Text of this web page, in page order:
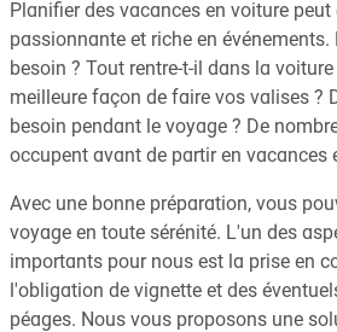
Planifier des vacances en voiture peut
passionnante et riche en événements.
besoin ? Tout rentre-t-il dans la voiture
meilleure façon de faire vos valises ?
besoin pendant le voyage ? De
occupent avant de partir en vacances
Avec une bonne préparation, vous
voyage en toute sérénité. L'un des
importants pour nous est la prise en
l'obligation de vignette et des
péages. Nous vous proposons une